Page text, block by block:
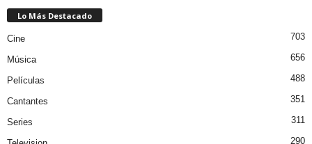
Lo Más Destacado
Cine 703
Música 656
Películas 488
Cantantes 351
Series 311
290